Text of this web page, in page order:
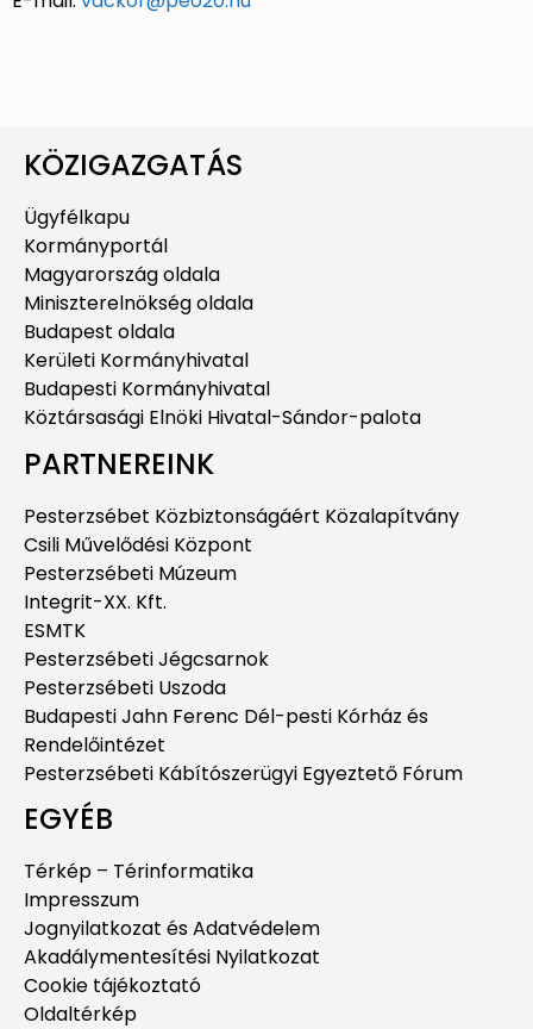
KÖZIGAZGATÁS
Ügyfélkapu
Kormányportál
Magyarország oldala
Miniszterelnökség oldala
Budapest oldala
Kerületi Kormányhivatal
Budapesti Kormányhivatal
Köztársasági Elnöki Hivatal-Sándor-palota
PARTNEREINK
Pesterzsébet Közbiztonságáért Közalapítvány
Csili Művelődési Központ
Pesterzsébeti Múzeum
Integrit-XX. Kft.
ESMTK
Pesterzsébeti Jégcsarnok
Pesterzsébeti Uszoda
Budapesti Jahn Ferenc Dél-pesti Kórház és
Rendelőintézet
Pesterzsébeti Kábítószerügyi Egyeztető Fórum
EGYÉB
Térkép – Térinformatika
Impresszum
Jognyilatkozat és Adatvédelem
Akadálymentesítési Nyilatkozat
Cookie tájékoztató
Oldaltérkép